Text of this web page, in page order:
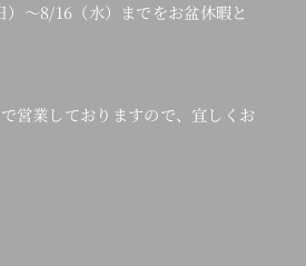
）～8/16（水）までをお盆休暇と
営業しておりますので、宜しくお